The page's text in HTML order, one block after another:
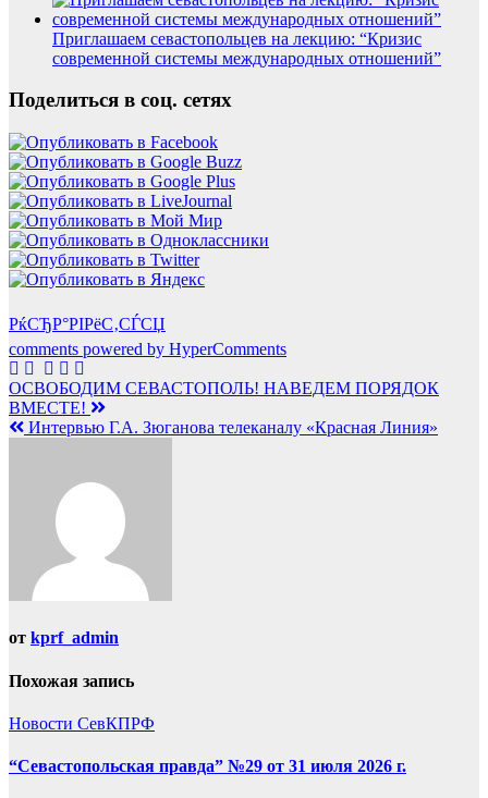
Приглашаем севастопольцев на лекцию: “Кризис
современной системы международных отношений”
Поделиться в соц. сетях
РќСЂР°РІРёС‚СЃСЏ
comments powered by HyperComments
Навигация
по
ОСВОБОДИМ СЕВАСТОПОЛЬ! НАВЕДЕМ ПОРЯДОК
ВМЕСТЕ!
Интервью Г.А. Зюганова телеканалу «Красная Линия»
от kprf_admin
Похожая запись
Новости СевКПРФ
“Севастопольская правда” №29 от 31 июля 2026 г.